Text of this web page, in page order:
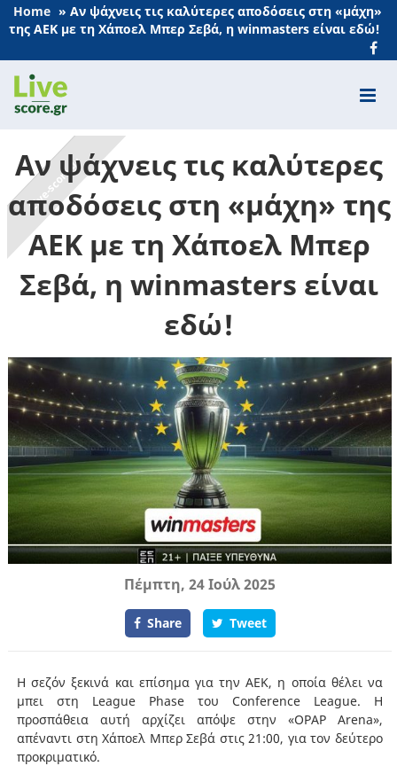
Home » Αν ψάχνεις τις καλύτερες αποδόσεις στη «μάχη»
της ΑΕΚ με τη Χάποελ Μπερ Σεβά, η winmasters είναι εδώ!
Αν ψάχνεις τις καλύτερες
αποδόσεις στη «μάχη» της
ΑΕΚ με τη Χάποελ Μπερ
Σεβά, η winmasters είναι
εδώ!
Πέμπτη, 24 Ιούλ 2025
Share Tweet
Η σεζόν ξεκινά και επίσημα για την ΑΕΚ, η οποία θέλει να
μπει στη League Phase του Conference League. Η
προσπάθεια αυτή αρχίζει απόψε στην «OPAP Arena»,
απέναντι στη Χάποελ Μπερ Σεβά στις 21:00, για τον δεύτερο
προκριματικό.